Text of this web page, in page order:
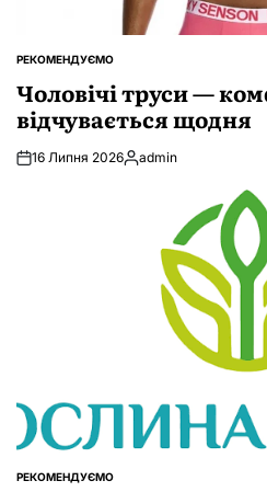
ОПУБЛІКУВАТИ
РЕКОМЕНДУЄМО
Чоловічі труси —
відчувається щодня
16 Липня 2026Опубліковано
admin
ОПУБЛІКУВАТИ
РЕКОМЕНДУЄМО